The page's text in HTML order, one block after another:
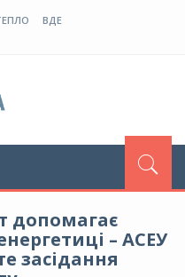
ВДЕ
допомагає
– АСЕУ
засідання